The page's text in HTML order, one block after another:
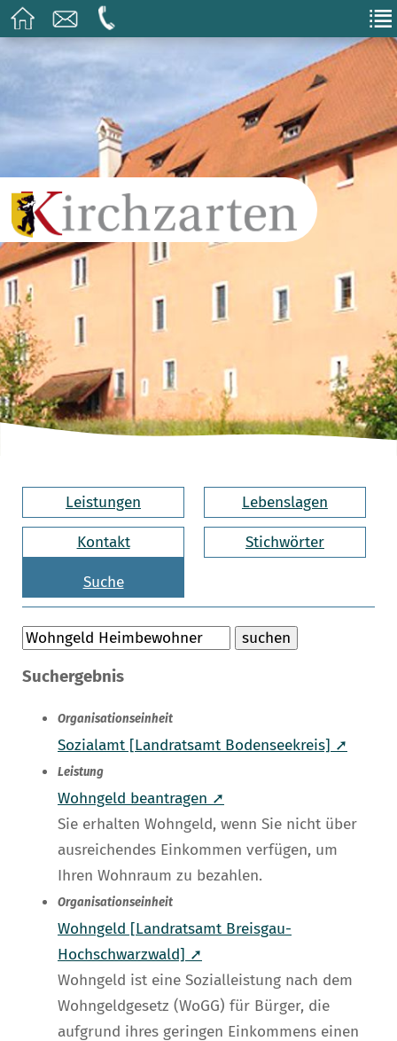
Leistungen Lebenslagen
Kontakt Stichwörter
Suche
Suchergebnis
Organisationseinheit
Sozialamt [Landratsamt Bodenseekreis] ➚
Leistung
Wohngeld beantragen ➚
Sie erhalten Wohngeld, wenn Sie nicht über
ausreichendes Einkommen verfügen, um
Ihren Wohnraum zu bezahlen.
Organisationseinheit
Wohngeld [Landratsamt Breisgau-
Hochschwarzwald] ➚
Wohngeld ist eine Sozialleistung nach dem
Wohngeldgesetz (WoGG) für Bürger, die
aufgrund ihres geringen Einkommens einen